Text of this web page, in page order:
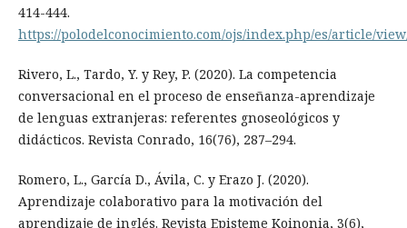
414-444.
https://polodelconocimiento.com/ojs/index.php/es/article/
Rivero, L., Tardo, Y. y Rey, P. (2020). La competencia
conversacional en el proceso de enseñanza-aprendizaje
de lenguas extranjeras: referentes gnoseológicos y
didácticos. Revista Conrado, 16(76), 287–294.
Romero, L., García D., Ávila, C. y Erazo J. (2020).
Aprendizaje colaborativo para la motivación del
aprendizaje de inglés. Revista Episteme Koinonia, 3(6),